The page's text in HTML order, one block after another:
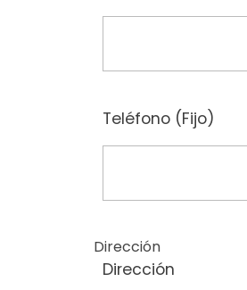
Teléfono (Fijo)
Dirección
Dirección